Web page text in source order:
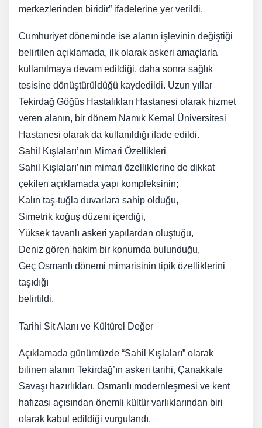
merkezlerinden biridir” ifadelerine yer verildi.
Cumhuriyet döneminde ise alanın işlevinin değiştiği
belirtilen açıklamada, ilk olarak askeri amaçlarla
kullanılmaya devam edildiği, daha sonra sağlık
tesisine dönüştürüldüğü kaydedildi. Uzun yıllar
Tekirdağ Göğüs Hastalıkları Hastanesi olarak hizmet
veren alanın, bir dönem Namık Kemal Üniversitesi
Hastanesi olarak da kullanıldığı ifade edildi.
Sahil Kışlaları’nın Mimari Özellikleri
Sahil Kışlaları’nın mimari özelliklerine de dikkat
çekilen açıklamada yapı kompleksinin;
Kalın taş-tuğla duvarlara sahip olduğu,
Simetrik koğuş düzeni içerdiği,
Yüksek tavanlı askeri yapılardan oluştuğu,
Deniz gören hakim bir konumda bulunduğu,
Geç Osmanlı dönemi mimarisinin tipik özelliklerini
taşıdığı
belirtildi.
Tarihi Sit Alanı ve Kültürel Değer
Açıklamada günümüzde “Sahil Kışlaları” olarak
bilinen alanın Tekirdağ’ın askeri tarihi, Çanakkale
Savaşı hazırlıkları, Osmanlı modernleşmesi ve kent
hafızası açısından önemli kültür varlıklarından biri
olarak kabul edildiği vurgulandı.